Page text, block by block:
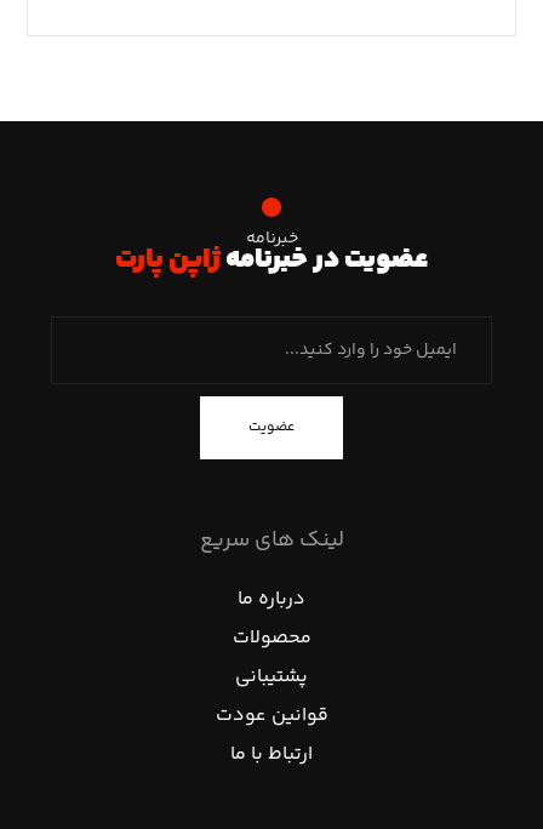
خبرنامه
عضویت در خبرنامهژاپن پارت
عضویت
لینک های سریع
درباره ما
محصولات
پشتیبانی
قوانین عودت
ارتباط با ما